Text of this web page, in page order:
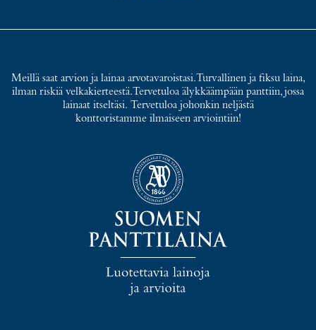
Meillä saat arvion ja lainaa arvotavaroistasi. Turvallinen ja fiksu laina,
ilman riskiä velkakierteestä. Tervetuloa älykkäämpään panttiin, jossa
lainaat itseltäsi. Tervetuloa johonkin neljästä
konttoristamme ilmaiseen arviointiin!